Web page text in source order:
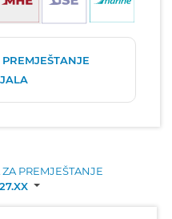
PREMJEŠTANJE